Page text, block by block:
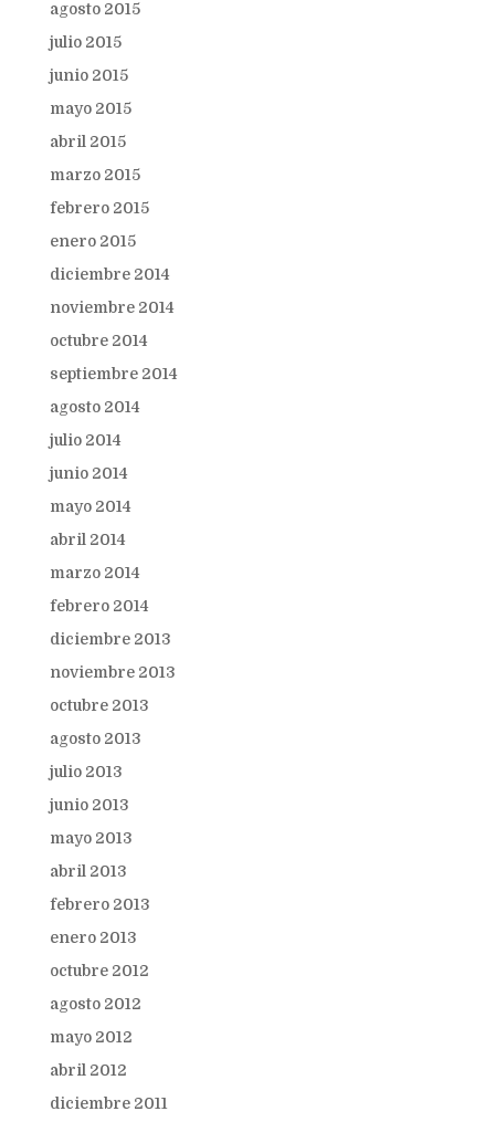
agosto 2015
julio 2015
junio 2015
mayo 2015
abril 2015
marzo 2015
febrero 2015
enero 2015
diciembre 2014
noviembre 2014
octubre 2014
septiembre 2014
agosto 2014
julio 2014
junio 2014
mayo 2014
abril 2014
marzo 2014
febrero 2014
diciembre 2013
noviembre 2013
octubre 2013
agosto 2013
julio 2013
junio 2013
mayo 2013
abril 2013
febrero 2013
enero 2013
octubre 2012
agosto 2012
mayo 2012
abril 2012
diciembre 2011